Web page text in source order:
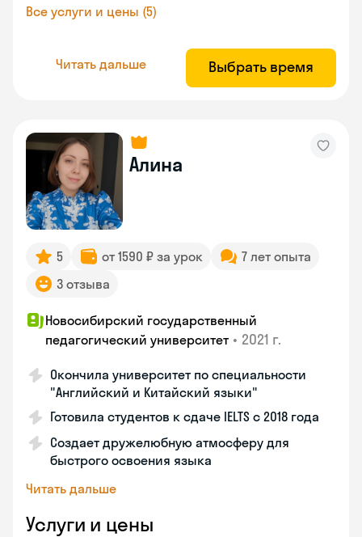
Все услуги и цены (5)
Читать дальше Выбрать время
Алина
5 от 1590 ₽ за урок
7 лет опыта
3 отзыва
Новосибирский государственный
педагогический университет • 2021 г.
Окончила университет по специальности
"Английский и Китайский языки"
Готовила студентов к сдаче IELTS с 2018 года
Создает дружелюбную атмосферу для
быстрого освоения языка
Читать дальше
Услуги и цены